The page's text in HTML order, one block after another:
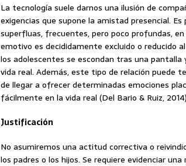
La tecnología suele darnos una ilusión de
exigencias que supone la amistad presencial. Es
superfluas, frecuentes, pero poco profundas,
emotivo es decididamente excluido o reducido
los adolescentes se escondan tras una pantalla
vida real. Además, este tipo de relación puede
de llegar a ofrecer determinadas emociones
fácilmente en la vida real (Del Bario & Ruiz, 2014)
Justificación
No asumiremos una actitud correctiva o
los padres o los hijos. Se requiere evidenciar